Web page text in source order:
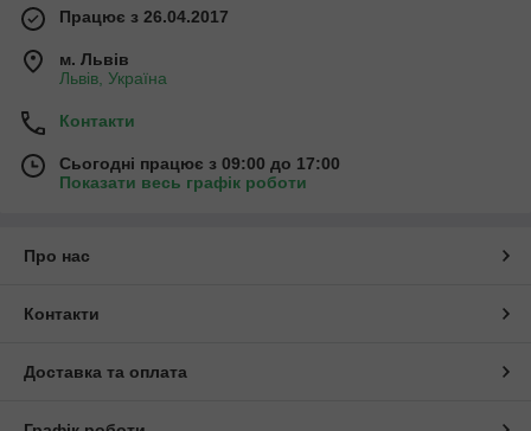
Працює з 26.04.2017
м. Львів
Львів, Україна
Контакти
Сьогодні працює з 09:00 до 17:00
Показати весь графік роботи
Про нас
Контакти
Доставка та оплата